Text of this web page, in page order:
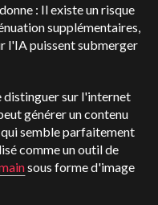
: Il existe un risque
supplémentaires,
l'IA puissent submerger
distinguer sur l'internet
générer un contenu
semble parfaitement
comme un outil de
sous forme d'image